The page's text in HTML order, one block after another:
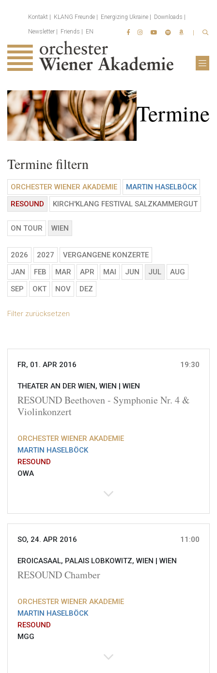
Kontakt KLANG Freunde Energizing Ukraine Downloads
Newsletter Friends EN
Termine
Termine filtern
ORCHESTER WIENER AKADEMIE
MARTIN HASELBÖCK
RESOUND
KIRCH'KLANG FESTIVAL SALZKAMMERGUT
ON TOUR WIEN
2026 2027
VERGANGENE KONZERTE
JAN
FEB MAR APR MAI JUN JUL
AUG
SEP
OKT NOV DEZ
Filter zurücksetzen
FR, 01. APR 2016 19:30
THEATER AN DER WIEN, WIEN | WIEN
RESOUND Beethoven - Symphonie Nr. 4 &
Violinkonzert
ORCHESTER WIENER AKADEMIE
MARTIN HASELBÖCK
RESOUND
OWA
SO, 24. APR 2016 11:00
EROICASAAL, PALAIS LOBKOWITZ, WIEN | WIEN
RESOUND Chamber
ORCHESTER WIENER AKADEMIE
MARTIN HASELBÖCK
RESOUND
MGG